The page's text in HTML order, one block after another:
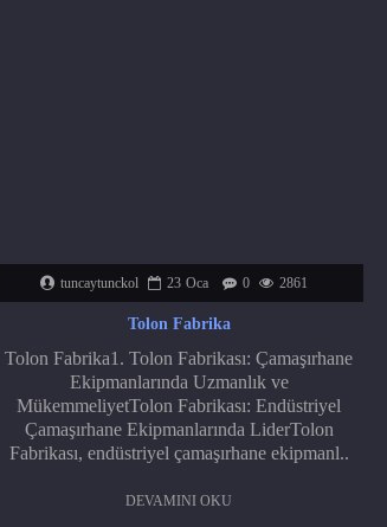
tuncaytunckol 23 Oca 0 2861
Tolon Fabrika
Tolon Fabrika1. Tolon Fabrikası: Çamaşırhane
Ekipmanlarında Uzmanlık ve
MükemmeliyetTolon Fabrikası: Endüstriyel
Çamaşırhane Ekipmanlarında LiderTolon
Fabrikası, endüstriyel çamaşırhane ekipmanl..
DEVAMINI OKU